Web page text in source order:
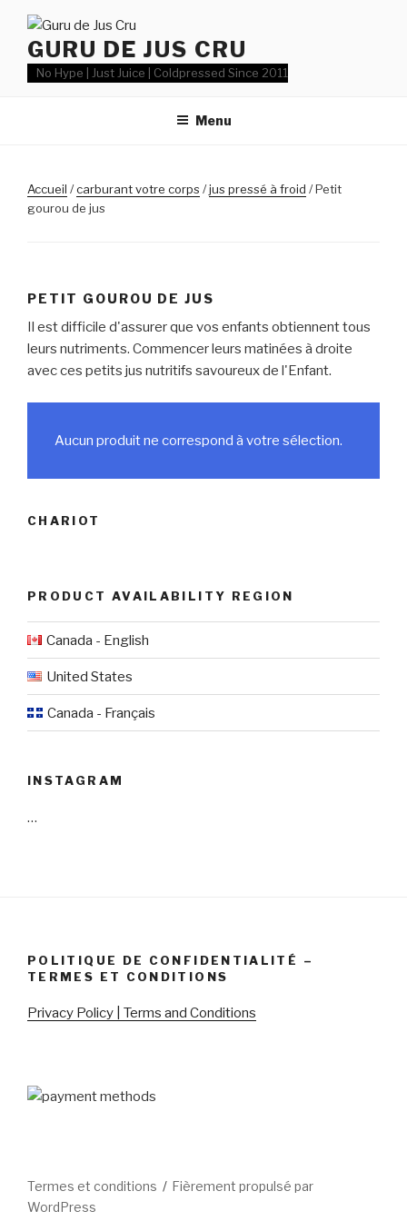
contenuGURU DE JUS CRU
No Hype | Just Juice | Coldpressed Since 2011
Menu
Accueil /carburant votre corps /jus pressé à froid / Petit
gourou de jus
PETIT GOUROU DE JUS
Il est difficile d'assurer que vos enfants obtiennent tous
leurs nutriments. Commencer leurs matinées à droite
avec ces petits jus nutritifs savoureux de l'Enfant.
Aucun produit ne correspond à votre sélection.
CHARIOT
PRODUCT AVAILABILITY REGION
Canada - English
United States
Canada - Français
INSTAGRAM
…
POLITIQUE DE CONFIDENTIALITÉ –
TERMES ET CONDITIONS
Privacy Policy | Terms and Conditions
Termes et conditions
Fièrement propulsé par
WordPress